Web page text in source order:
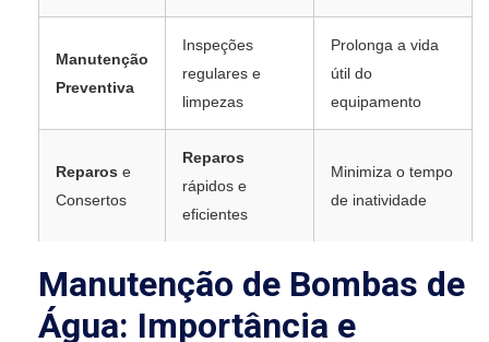
Manutenção
Preventiva
Inspeções
regulares e
limpezas
Prolonga a vida
útil do
equipamento
Reparos e
Consertos
Reparos
rápidos e
eficientes
Minimiza o tempo
de inatividade
Manutenção de Bombas de
Água: Importância e